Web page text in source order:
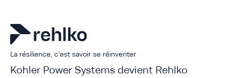
La résilience, c'est savoir se réinventer
Kohler Power Systems devient Rehlko